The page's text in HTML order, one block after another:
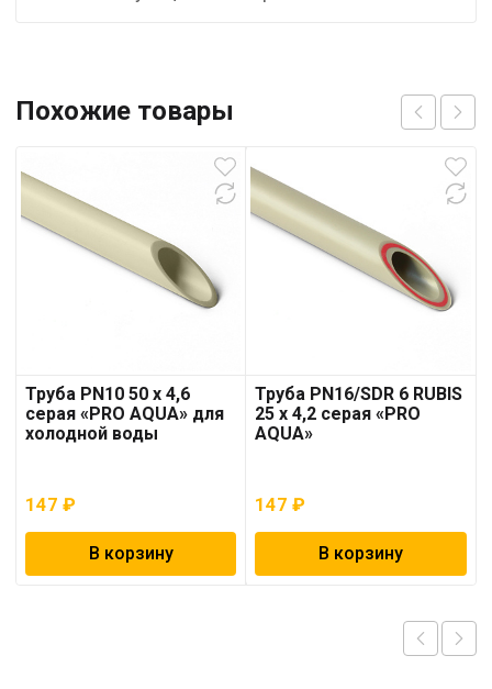
Похожие товары
Труба PN10 50 x 4,6
серая «PRO AQUA» для
холодной воды
147 ₽
В корзину
Труба PN16/SDR 6 RUBIS
25 x 4,2 серая «PRO
AQUA»
147₽
В корзину